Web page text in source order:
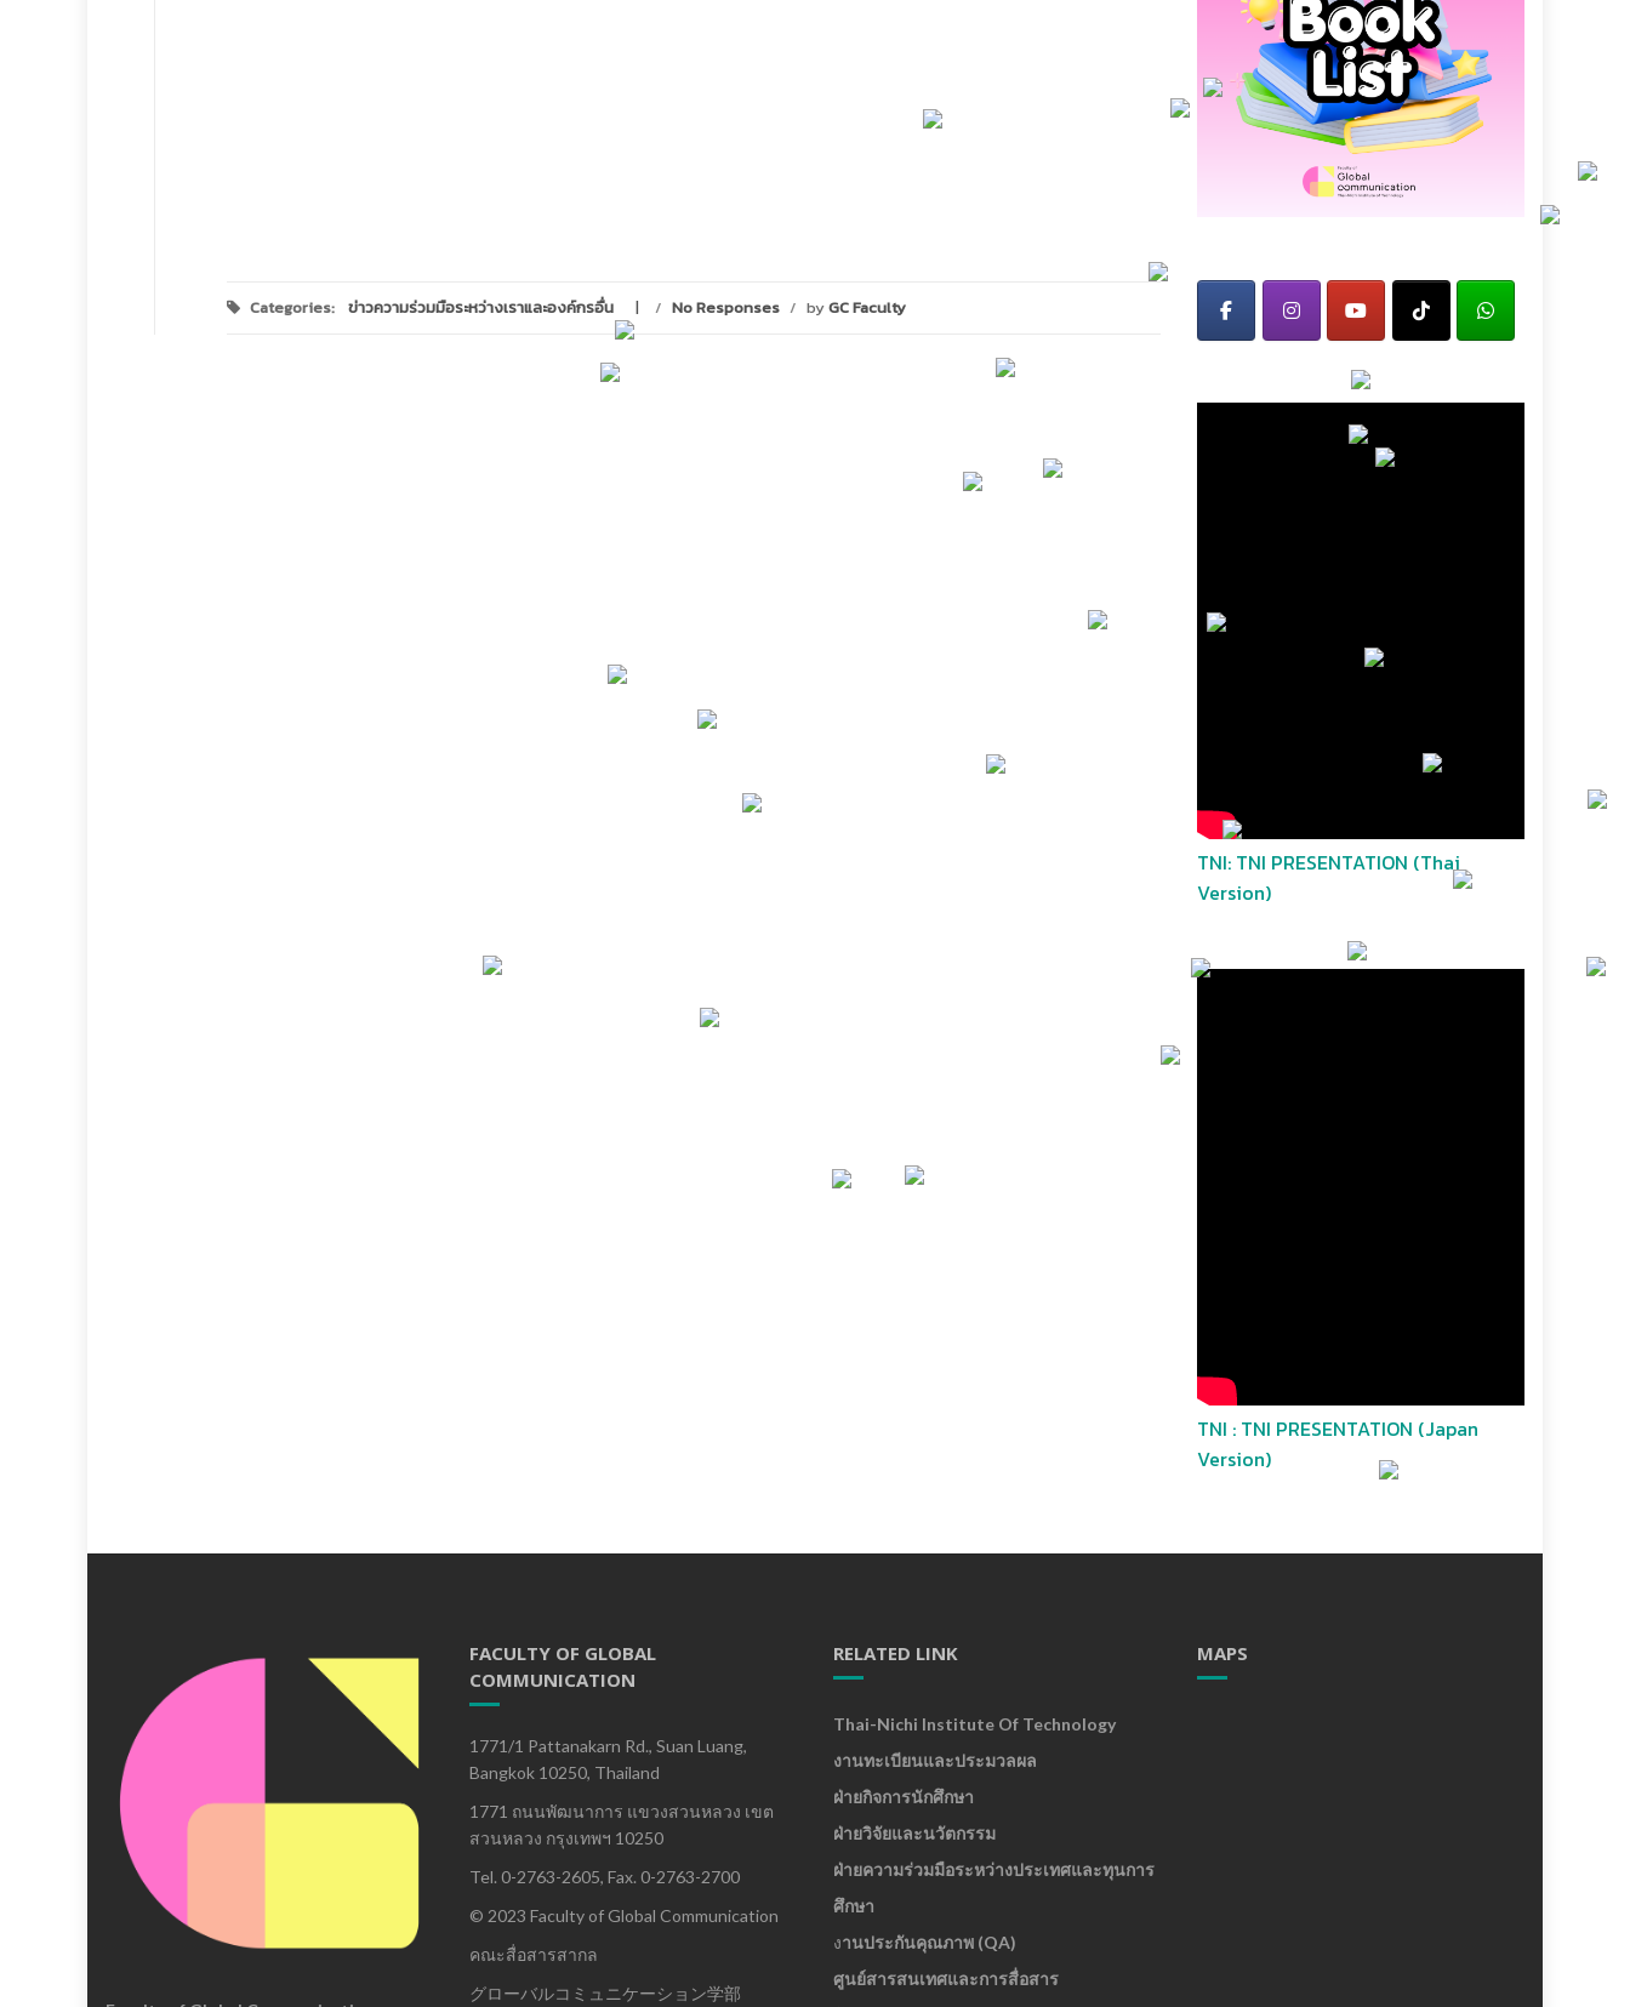
Categories: ข่าวความร่วมมือระหว่างเราและองค์กรอื่น / No Responses / byGC Faculty
TNI: TNI PRESENTATION (Thai
Version)
TNI : TNI PRESENTATION (Japan
Version)
FACULTY OF GLOBAL
COMMUNICATION
1771/1 Pattanakarn Rd., Suan Luang,
Bangkok 10250, Thailand
1771 ถนนพัฒนาการ แขวงสวนหลวง เขต
สวนหลวง กรุงเทพฯ 10250
Tel. 0-2763-2605, Fax. 0-2763-2700
© 2023 Faculty of Global Communication
คณะสื่อสารสากล
グローバルコミュニケーション学部
RELATED LINK
Thai-Nichi Institute Of Technology
งานทะเบียนและประมวลผล
ฝ่ายกิจการนักศึกษา
ฝ่ายวิจัยและนวัตกรรม
ฝ่ายความร่วมมือระหว่างประเทศและทุนการ
ศึกษา
งานประกันคุณภาพ (QA)
ศูนย์สารสนเทศและการสื่อสาร
MAPS